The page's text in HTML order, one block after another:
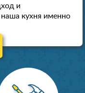
и
кухня именно